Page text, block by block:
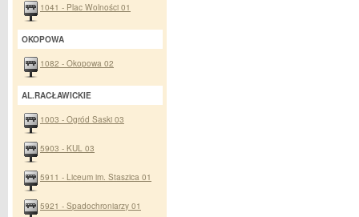
1041 - Plac Wolności 01
OKOPOWA
1082 - Okopowa 02
AL.RACŁAWICKIE
1003 - Ogród Saski 03
5903 - KUL 03
5911 - Liceum im. Staszica 01
5921 - Spadochroniarzy 01